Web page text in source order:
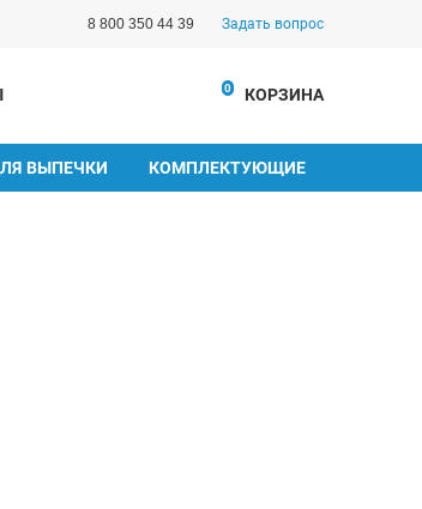
8 800 350 44 39 Задать вопрос
0 КОРЗИНА
ВЫПЕЧКИ КОМПЛЕКТУЮЩИЕ